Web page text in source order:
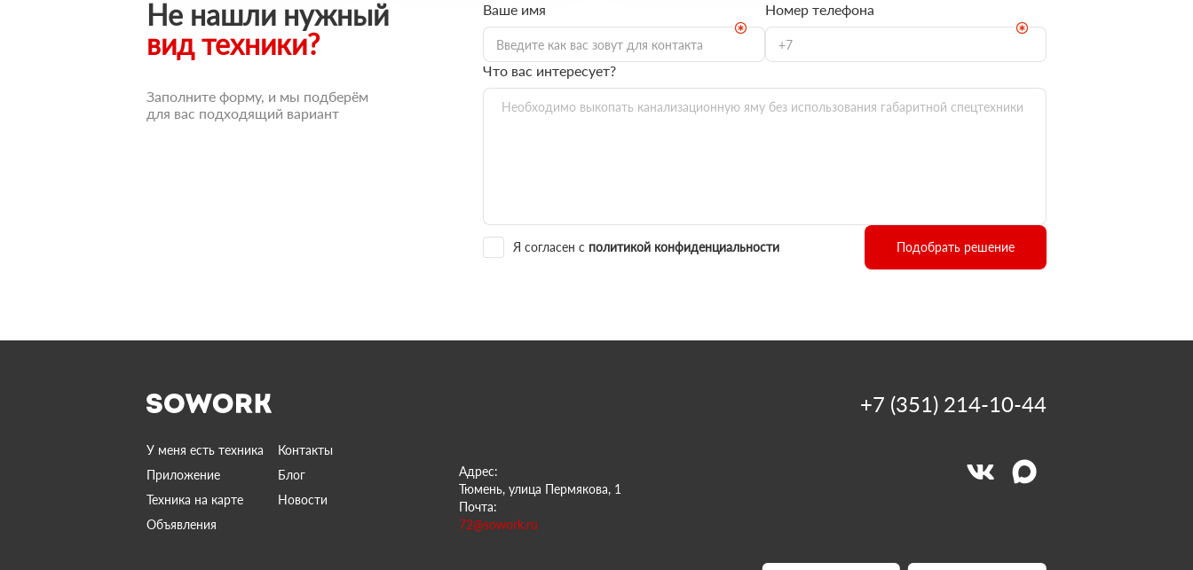
Не нашли нужный
вид техники?
Заполните форму, и мы подберём
для вас подходящий вариант
Ваше имя Номер телефона
Что вас интересует?
Я согласен с политикой конфиденциальности Подобрать решение
У меня есть техника
Контакты
Приложение
Блог
Техника на карте
Новости
Объявления
Адрес:
Тюмень, улица Пермякова, 1
Почта:
72@sowork.ru
+7 (351) 214-10-44